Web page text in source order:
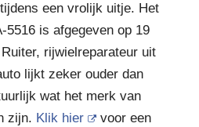
een vrolijk uitje. Het
5516 is afgegeven op 19
rijwielreparateur uit
lijkt zeker ouder dan
wat het merk van
zijn. Klik hier
voor een